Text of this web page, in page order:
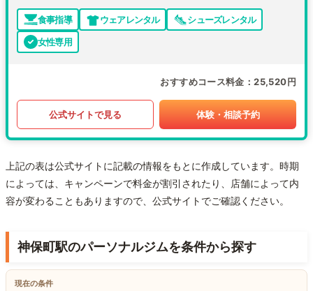
食事指導 ウェアレンタル
シューズレンタル
女性専用
おすすめコース料金 25,520円
公式サイトで見る 体験・相談予約
上記の表は公式サイトに記載の情報をもとに作成しています。時期
によっては、キャンペーンで料金が割引されたり、店舗によって内
容が変わることもありますので、公式サイトでご確認ください。
神保町駅のパーソナルジムを条件から探す
現在の条件